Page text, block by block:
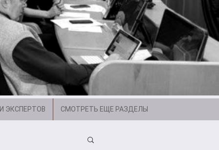
ЭКСПЕРТОВ СМОТРЕТЬ ЕЩЕ РАЗДЕЛЫ